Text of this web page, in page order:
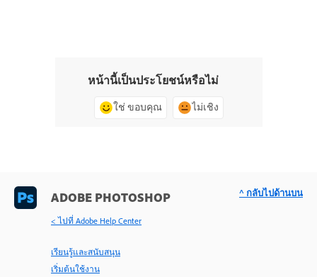
หน้านี้เป็นประโยชน์หรือไม่
ใช่ ขอบคุณ ไม่เชิง
ADOBE PHOTOSHOP
< ไปที่ Adobe Help Center
เรียนรู้และสนับสนุน
เริ่มต้นใช้งาน
^ กลับไปด้านบน